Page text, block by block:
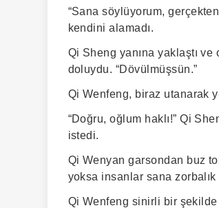
“Sana söylüyorum,
kendini alamadı.
Qi Sheng yanına yaklaştı
doluydu. “Dövülmüşsün.”
Qi Wenfeng, biraz utanarak
“Doğru, oğlum haklı!” Qi
istedi.
Qi Wenyan garsondan buz
yoksa insanlar sana zorbalık
Qi Wenfeng sinirli bir şekilde